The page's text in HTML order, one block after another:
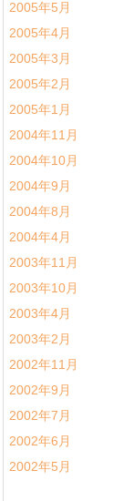
2005年5月
2005年4月
2005年3月
2005年2月
2005年1月
2004年11月
2004年10月
2004年9月
2004年8月
2004年4月
2003年11月
2003年10月
2003年4月
2003年2月
2002年11月
2002年9月
2002年7月
2002年6月
2002年5月